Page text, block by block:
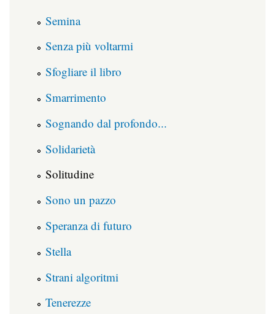
Semina
Senza più voltarmi
Sfogliare il libro
Smarrimento
Sognando dal profondo...
Solidarietà
Solitudine
Sono un pazzo
Speranza di futuro
Stella
Strani algoritmi
Tenerezze